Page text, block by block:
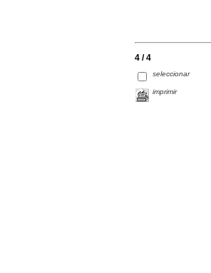
4 / 4
seleccionar
imprimir